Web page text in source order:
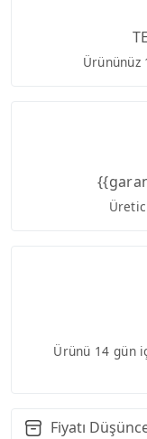
Ürünü 14 gün
Fiyatı